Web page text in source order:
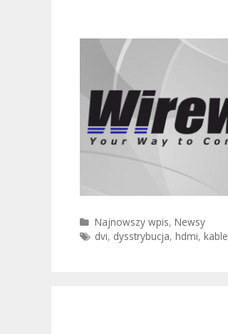
Kategorie
Najnowszy wpis,Newsy
Tagi
dvi, dysstrybucja,hdmi,kable